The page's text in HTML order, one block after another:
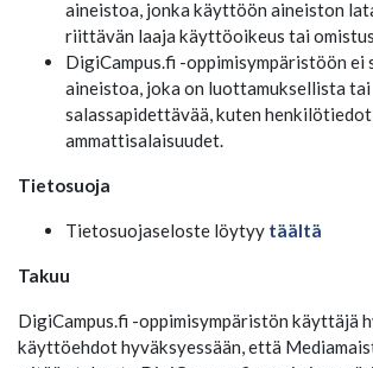
aineistoa, jonka käyttöön aineiston
riittävän laaja käyttöoikeus tai
DigiCampus.fi -oppimisympäristöön ei
aineistoa, joka on luottamuksellista tai
salassapidettävää, kuten
ammattisalaisuudet.
Tietosuoja
Tietosuojaseloste löytyy täältä
Takuu
DigiCampus.fi -oppimisympäristön käyttäjä
käyttöehdot hyväksyessään, että